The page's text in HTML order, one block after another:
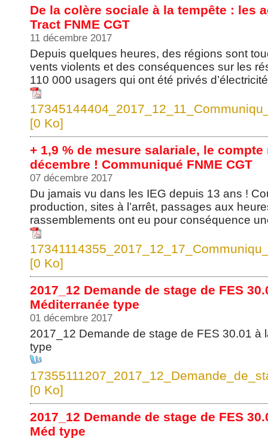
De la colère sociale à la tempête : les
Tract FNME CGT
11 décembre 2017
Depuis quelques heures, des régions sont
vents violents et des conséquences sur les
110 000 usagers qui ont été privés
[0 Ko]
+ 1,9 % de mesure salariale, le
décembre ! Communiqué FNME CGT
07 décembre 2017
Du jamais vu dans les IEG depuis 13 ans !
production, sites à l’arrêt, passages aux
rassemblements ont eu pour conséquence
[0 Ko]
2017_12 Demande de stage de FES
Méditerranée type
01 décembre 2017
2017_12 Demande de stage de FES 30.01 à
type
[0 Ko]
2017_12 Demande de stage de FES
Méd type